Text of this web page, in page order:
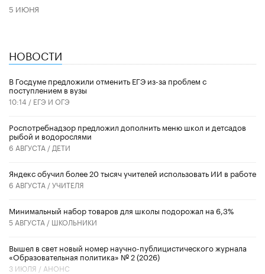
5 ИЮНЯ
НОВОСТИ
В Госдуме предложили отменить ЕГЭ из-за проблем с
поступлением в вузы
10:14 / ЕГЭ И ОГЭ
Роспотребнадзор предложил дополнить меню школ и детсадов
рыбой и водорослями
6 АВГУСТА / ДЕТИ
​Яндекс обучил более 20 тысяч учителей использовать ИИ в работе
6 АВГУСТА /УЧИТЕЛЯ
Минимальный набор товаров для школы подорожал на 6,3%
5 АВГУСТА / ШКОЛЬНИКИ
Вышел в свет новый номер научно-публицистического журнала
«Образовательная политика» № 2 (2026)
3 ИЮЛЯ / АНОНС